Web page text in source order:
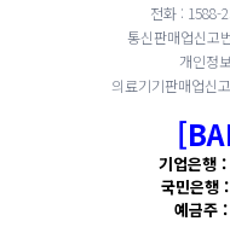
전화 : 1588-
통신판매업신고
개인정
의료기기판매업신
기업은행
국민은
예금주